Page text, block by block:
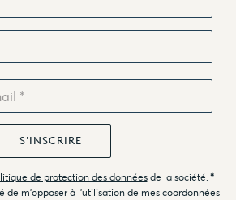
de protection des donnéesde la société. *
de m'opposer à l'utilisation de mes coordonnées